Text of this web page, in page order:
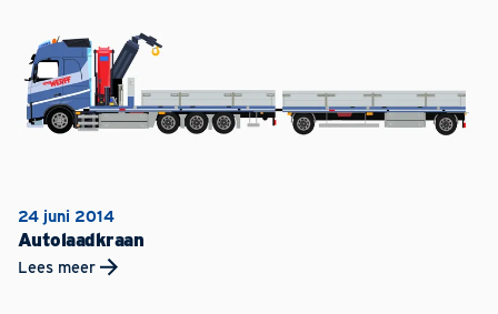
24 juni 2014
Autolaadkraan
Lees meer